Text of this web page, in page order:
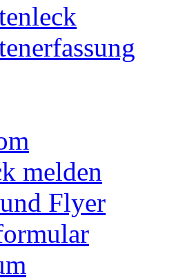
melden
Flyer